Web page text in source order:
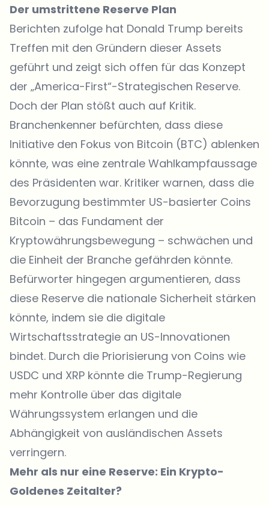
Der umstrittene Reserve Plan
Berichten zufolge hat Donald Trump bereits
Treffen mit den Gründern dieser Assets
geführt und zeigt sich offen für das Konzept
der „America-First“-Strategischen Reserve.
Doch der Plan stößt auch auf Kritik.
Branchenkenner befürchten, dass diese
Initiative den Fokus von Bitcoin (BTC) ablenken
könnte, was eine zentrale Wahlkampfaussage
des Präsidenten war. Kritiker warnen, dass die
Bevorzugung bestimmter US-basierter Coins
Bitcoin – das Fundament der
Kryptowährungsbewegung – schwächen und
die Einheit der Branche gefährden könnte.
Befürworter hingegen argumentieren, dass
diese Reserve die nationale Sicherheit stärken
könnte, indem sie die digitale
Wirtschaftsstrategie an US-Innovationen
bindet. Durch die Priorisierung von Coins wie
USDC und XRP könnte die Trump-Regierung
mehr Kontrolle über das digitale
Währungssystem erlangen und die
Abhängigkeit von ausländischen Assets
verringern.
Mehr als nur eine Reserve: Ein Krypto-
Goldenes Zeitalter?